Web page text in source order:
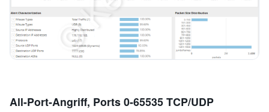
All-Port-Angriff, Ports 0-65535 TCP/UDP